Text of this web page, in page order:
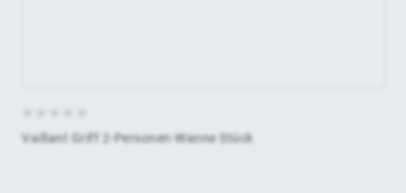
Vaillant Griff 2-Personen-Wanne Stück